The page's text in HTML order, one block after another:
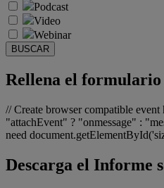
Podcast
Video
Webinar
BUSCAR
Rellena el formulario
// Create browser compatible
"attachEvent" ? "onmessage" :
need
Descarga el Informe